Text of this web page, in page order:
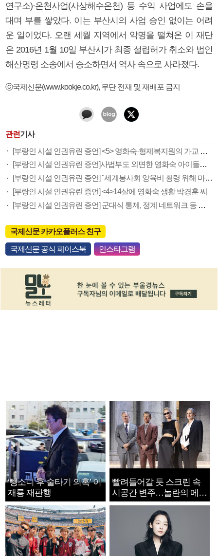
연구소)·온천사업(사상해수온천) 등 수익 사업에도 손을
대며 부를 쌓았다. 이는 부산시의 사업 승인 없이는 어려
운 일이었다. 오랜 세월 지역에서 악명을 떨쳐온 이 재단
은 2016년 1월 10일 부산시가 최종 설립허가 취소와 법인
해산명령 소송에서 승소하면서 역사 속으로 사라졌다.
ⓒ국제신문(www.kookje.co.kr), 무단 전재 및 재배포 금지
관련기사
[부랑인 시설 인권유린 증언] <5> 영화숙·형제복지원의 가교 부랑아시설 칠성원·덕성원
[부랑인 시설 인권유린 증언]사법부도 외면한 영화숙 아이들의 절규
[부랑인 시설 인권유린 증언] "세계봉사회 양육비 횡령 위해 마구잡이 감금…당시 부산시, 알고도 눈감아"
[부랑인 시설 인권유린 증언] <4>14살에 영화숙 생활 박경훈 씨
[부랑인 시설 인권유린 증언] 군대식 통제, 정계 네트워크 등 영화숙·재생원-형제원 닮은 꼴
국제신문 카카오플러스 친구
국제신문 공식 페이스북 인스타그램
‘뺑소니 후 술타기 의혹’ 이
재룡 재판행
빨려들어갈 듯 스크린 속
시공간 변주…놀란의 메시
지는 ‘전쟁 속죄’